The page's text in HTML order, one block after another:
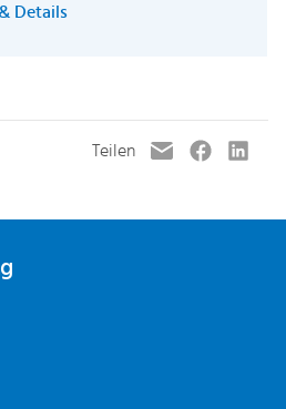
Details